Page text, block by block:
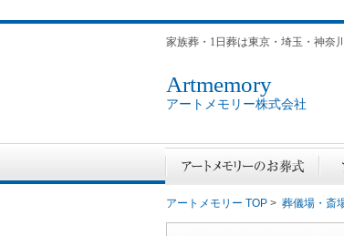
家族葬・1日葬は東京・埼玉・神奈
Artmemory
アートメモリー株式会社
アートメモリー TOP > 葬儀場・斎